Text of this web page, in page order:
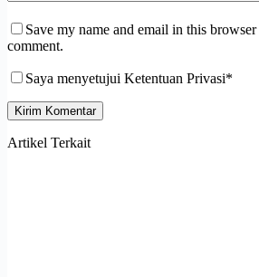
Save my name and email in this
comment.
Saya menyetujui Ketentuan Privasi*
Kirim Komentar
Artikel Terkait